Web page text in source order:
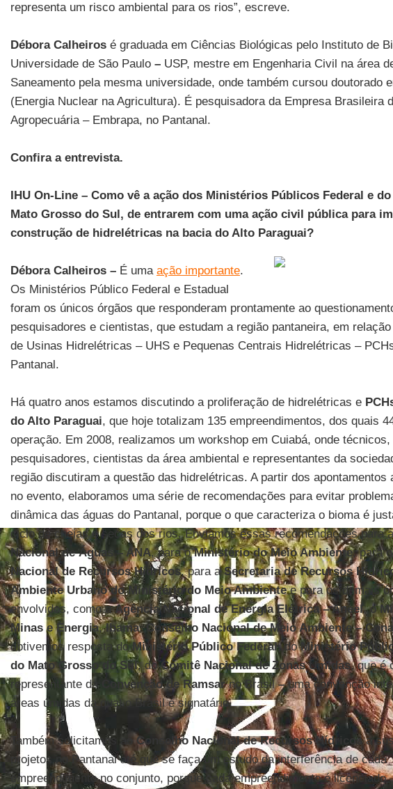
representa um risco ambiental para os rios”, escreve.
Débora Calheirosé graduada em Ciências Biológicas pelo Instituto de
Universidade de São Paulo –USP, mestre em Engenharia Civil na área
Saneamento pela mesma universidade, onde também cursou doutorado
(Energia Nuclear na Agricultura). É pesquisadora da Empresa Brasileira
Agropecuária – Embrapa, no Pantanal.
Confira a entrevista.
IHU On-Line –Como vê a ação dos Ministérios Públicos Federal e
Mato Grosso do Sul, de entrarem com uma ação civil pública para
construção de hidrelétricas na bacia do Alto Paraguai?
Débora Calheiros – É uma ação importante.
Os Ministérios Público Federal e Estadual
foram os únicos órgãos que responderam prontamente ao
pesquisadores e cientistas, que estudam a região pantaneira, em
de Usinas Hidrelétricas – UHS e Pequenas Centrais Hidrelétricas –
Pantanal.
Há quatro anos estamos discutindo a proliferação de hidrelétricas e
do Alto Paraguai, que hoje totalizam 135 empreendimentos, dos quais
operação. Em 2008, realizamos um workshop em Cuiabá, onde técnicos,
pesquisadores, cientistas da área ambiental e representantes da
região discutiram a questão das hidrelétricas. A partir dos apontamentos
no evento, elaboramos uma série de recomendações para evitar
dinâmica das águas do Pantanal, porque o que caracteriza o bioma é
ciclo de cheias e secas dos rios. Enviamos essas recomendações para
Nacional de Águas – ANA, para oMinistério do Meio Ambiente, para
Nacional de Recursos Hídricos, para aSecretaria de Recursos
Ambiente Urbano do Ministério do Meio Ambientee para os demais
envolvidos, como aAgência Nacional de Energia Elétrica–Aneel, o
Minas e Energia,Ibama,Conselho Nacional de Meio Ambiente–
obtivemos resposta doMinistério Público Federal,doMinistério
do Mato Grosso do Sul, doComitê Nacional de Zonas Úmidas, que é
representante da
Convenção de Ramsarno Brasil–uma convenção
áreas úmidas da qual o Brasil é signatário.
Também solicitamos aoConselho Nacional de Recursos Hídricosa
projetos no Pantanal até que se faça um estudo da interferência de cada
empreendimento no conjunto, porque cada empreendimento é licenciado